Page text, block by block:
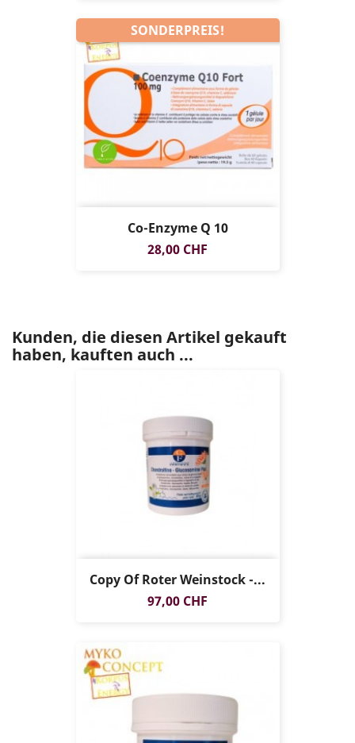
Co-Enzyme Q 10
Preis
28,00 CHF
SONDERPREIS!
Kunden, die diesen Artikel gekauft
haben, kauften auch ...
Copy Of Roter Weinstock -...
Preis
97,00 CHF